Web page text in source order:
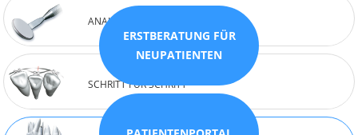
ANALYSIEREN
SCHRITT FÜR SCHRITT
ERSTBERATUNG FÜR
NEUPATIENTEN